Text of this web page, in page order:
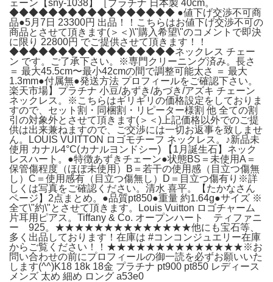
ェーン【sny-1038】［プラチナ 日本製 40cm。
◆◆◆◆◆◆◆◆◆◆◆◆◆◆◆◆◆ ●値下げ交渉不可商
品●5月7日 23300円 出品！！こちらはお値下げ交渉不可の
商品とさせて頂きます(＞＜)\"購入希望\"のコメントで即決
に限り 22800円 でご提供させて頂きます！！
◆◆◆◆◆◆◆◆◆◆◆◆◆◆◆◆◆ネックレス チェー
ン です。ご了承下さい。※専門クリーニング済み。長さ
＝ 最大45.5cm〜最小42cmの間で調整可能太さ ＝ 最大
1.3mm●付属無●発送方法 プロフィールをご確認下さい。
楽天市場】プラチナ 小豆/あずき/あづき/アズキ チェーン
ネックレス。※こちらはギリギリの価格設定をしておりま
すので、セット割・同梱割・リピーター様割 他 全ての割
引の対象外とさせて頂きます(＞＜)上記価格以外でのご提
供は出来兼ねますので、ご交渉には一切お返事を致しませ
ん。LOUIS VUITTON ロゴモチーフ ネックレス。♪新品未
使用 カナル4°C(カナルヨンドシー) 【1月誕生石】ネック
レスハート。●特徴あずきチェーン●状態BS＝未使用A＝
保管傷程度（ほぼ未使用）B＝若干の使用感（目立つ傷無
し）C＝使用感有（目立つ傷無し）D＝目立つ傷有り※詳
しくは写真をご確認ください。清水 喜平。【たかなさん
ページ】2点まとめ。●品質pt850●重量 約1.64g●サイズ ※
全て\"約\"とさせて頂きます。Louis Vuitton ロゴチャーム
片耳用ピアス。Tiffany & Co. オープンハート ティファニ
ー 925。★★★★★★★★★★★★★★他にも宝石等、
多く出品しております！在庫は #コンコンジュエリー在庫
からご覧ください！！★★★★★★★★★★★★★★※お
問い合わせの前にプロフィールの御一読を必ずお願いいた
します(^^)K18 18k 18金 プラチナ pt900 pt850 レディース
メンズ 太め 細め ロング a53e0